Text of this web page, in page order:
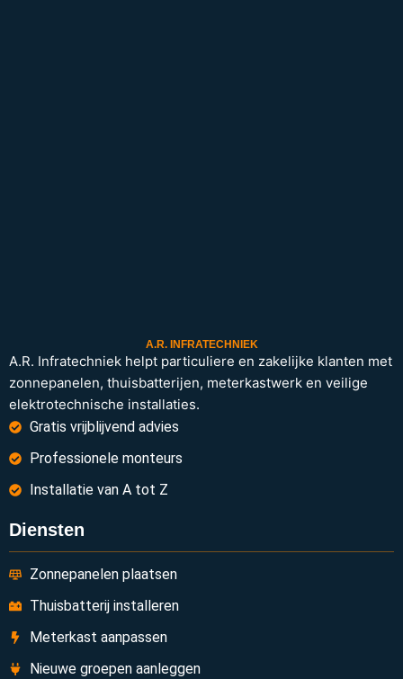
A.R. INFRATECHNIEK
A.R. Infratechniek helpt particuliere en zakelijke klanten met
zonnepanelen, thuisbatterijen, meterkastwerk en veilige
elektrotechnische installaties.
Gratis vrijblijvend advies
Professionele monteurs
Installatie van A tot Z
Diensten
Zonnepanelen plaatsen
Thuisbatterij installeren
Meterkast aanpassen
Nieuwe groepen aanleggen